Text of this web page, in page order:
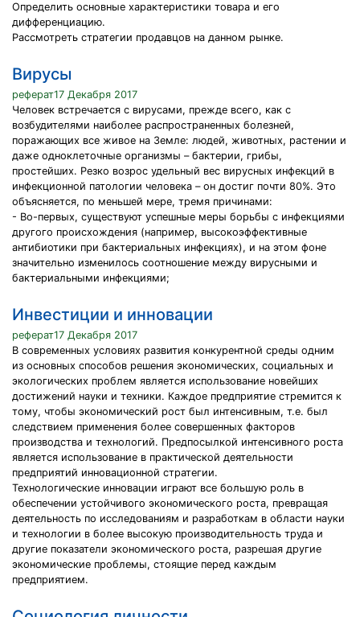
Определить основные характеристики товара и его
дифференциацию.
Рассмотреть стратегии продавцов на данном рынке.
Вирусы
реферат17 Декабря 2017
Человек встречается с вирусами, прежде всего, как с
возбудителями наиболее распространенных болезней,
поражающих все живое на Земле: людей, животных, растении и
даже одноклеточные организмы – бактерии, грибы,
простейших. Резко возрос удельный вес вирусных инфекций в
инфекционной патологии человека – он достиг почти 80%. Это
объясняется, по меньшей мере, тремя причинами:
- Во-первых, существуют успешные меры борьбы с инфекциями
другого происхождения (например, высокоэффективные
антибиотики при бактериальных инфекциях), и на этом фоне
значительно изменилось соотношение между вирусными и
бактериальными инфекциями;
Инвестиции и инновации
реферат17 Декабря 2017
В современных условиях развития конкурентной среды одним
из основных способов решения экономических, социальных и
экологических проблем является использование новейших
достижений науки и техники. Каждое предприятие стремится к
тому, чтобы экономический рост был интенсивным, т.е. был
следствием применения более совершенных факторов
производства и технологий. Предпосылкой интенсивного роста
является использование в практической деятельности
предприятий инновационной стратегии.
Технологические инновации играют все большую роль в
обеспечении устойчивого экономического роста, превращая
деятельность по исследованиям и разработкам в области науки
и технологии в более высокую производительность труда и
другие показатели экономического роста, разрешая другие
экономические проблемы, стоящие перед каждым
предприятием.